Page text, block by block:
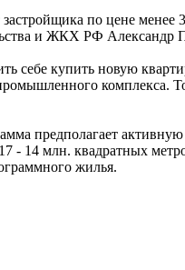
по цене
и ЖКХ РФ Александр
себе купить новую
комплекса.
предполагает
14 млн. квадратных
жилья.